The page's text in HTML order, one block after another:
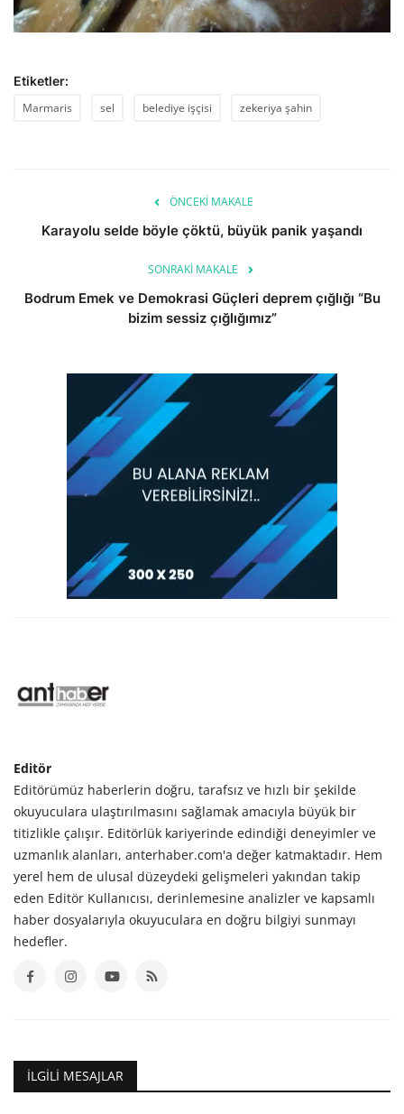
Etiketler:
Marmaris
sel belediye işçisi zekeriya şahin
ÖNCEKI MAKALE
Karayolu selde böyle çöktü, büyük panik yaşandı
SONRAKI MAKALE
Bodrum Emek ve Demokrasi Güçleri deprem çığlığı “Bu
bizim sessiz çığlığımız”
Editör
Editörümüz haberlerin doğru, tarafsız ve hızlı bir şekilde
okuyuculara ulaştırılmasını sağlamak amacıyla büyük bir
titizlikle çalışır. Editörlük kariyerinde edindiği deneyimler ve
uzmanlık alanları, anterhaber.com'a değer katmaktadır. Hem
yerel hem de ulusal düzeydeki gelişmeleri yakından takip
eden Editör Kullanıcısı, derinlemesine analizler ve kapsamlı
haber dosyalarıyla okuyuculara en doğru bilgiyi sunmayı
hedefler.
İLGILI MESAJLAR